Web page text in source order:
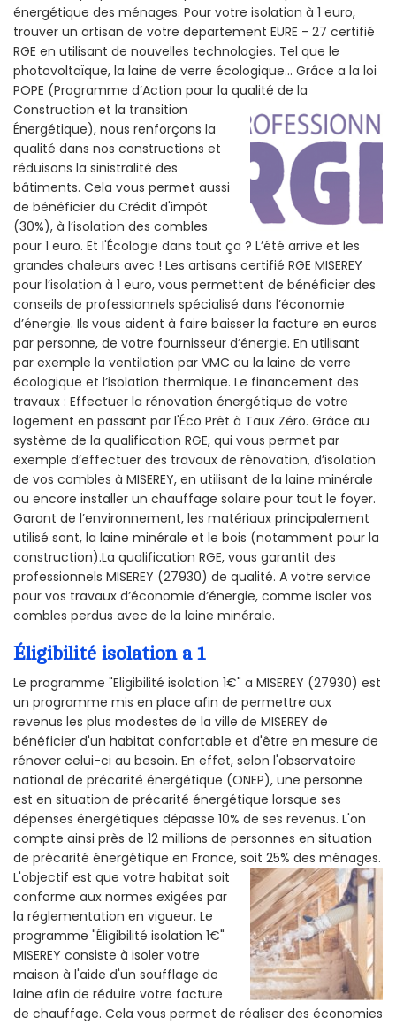
énergétique des ménages. Pour votre isolation à 1 euro,
trouver un artisan de votre departement EURE - 27 certifié
RGE en utilisant de nouvelles technologies. Tel que le
photovoltaïque, la laine de verre écologique... Grâce a la loi
POPE (Programme d’Action pour la qualité de la
Construction et la transition
Énergétique), nous renforçons la
qualité dans nos constructions et
réduisons la sinistralité des
bâtiments. Cela vous permet aussi
de bénéficier du Crédit d'impôt
(30%), à l’isolation des combles
pour 1 euro. Et l'Écologie dans tout ça ? L’été arrive et les
grandes chaleurs avec ! Les artisans certifié RGE MISEREY
pour l’isolation à 1 euro, vous permettent de bénéficier des
conseils de professionnels spécialisé dans l’économie
d’énergie. Ils vous aident à faire baisser la facture en euros
par personne, de votre fournisseur d’énergie. En utilisant
par exemple la ventilation par VMC ou la laine de verre
écologique et l’isolation thermique. Le financement des
travaux : Effectuer la rénovation énergétique de votre
logement en passant par l'Éco Prêt à Taux Zéro. Grâce au
système de la qualification RGE, qui vous permet par
exemple d’effectuer des travaux de rénovation, d’isolation
de vos combles à MISEREY, en utilisant de la laine minérale
ou encore installer un chauffage solaire pour tout le foyer.
Garant de l’environnement, les matériaux principalement
utilisé sont, la laine minérale et le bois (notamment pour la
construction).La qualification RGE, vous garantit des
professionnels MISEREY (27930) de qualité. A votre service
pour vos travaux d’économie d’énergie, comme isoler vos
combles perdus avec de la laine minérale.
Éligibilité isolation a 1
Le programme "Eligibilité isolation 1€" a MISEREY (27930) est
un programme mis en place afin de permettre aux
revenus les plus modestes de la ville de MISEREY de
bénéficier d'un habitat confortable et d'être en mesure de
rénover celui-ci au besoin. En effet, selon l'observatoire
national de précarité énergétique (ONEP), une personne
est en situation de précarité énergétique lorsque ses
dépenses énergétiques dépasse 10% de ses revenus. L'on
compte ainsi près de 12 millions de personnes en situation
de précarité énergétique en France, soit 25% des ménages.
L'objectif est que votre habitat soit
conforme aux normes exigées par
la réglementation en vigueur. Le
programme "Éligibilité isolation 1€"
MISEREY consiste à isoler votre
maison à l'aide d'un soufflage de
laine afin de réduire votre facture
de chauffage. Cela vous permet de réaliser des économies